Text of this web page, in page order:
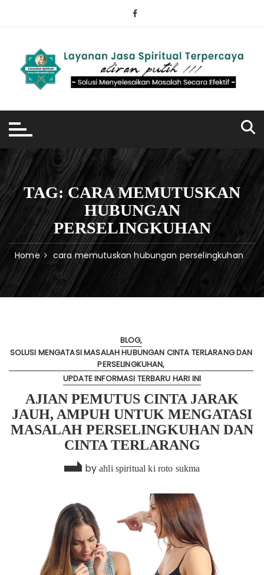
TAG:CARA MEMUTUSKAN
HUBUNGAN
PERSELINGKUHAN
Home cara memutuskan hubungan perselingkuhan
BLOG
SOLUSI MENGATASI MASALAH HUBUNGAN CINTA TERLARANG DAN
PERSELINGKUHAN
UPDATE INFORMASI TERBARU HARI INI
AJIAN PEMUTUS CINTA JARAK
JAUH, AMPUH UNTUK MENGATASI
MASALAH PERSELINGKUHAN DAN
CINTA TERLARANG
byahli spiritual ki roto sukma